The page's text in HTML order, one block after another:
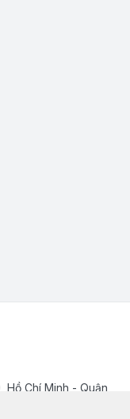
Hồ Chí Minh - Quận